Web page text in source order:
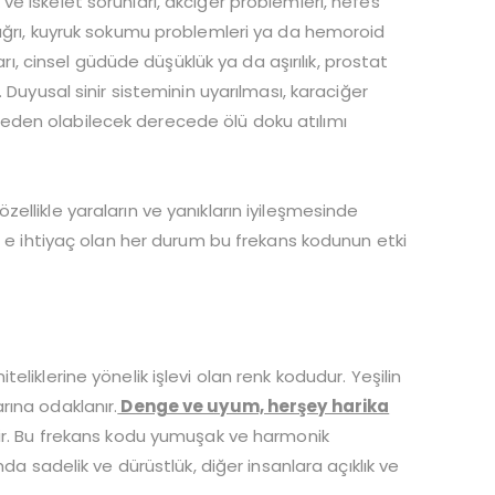
kuyruk sokumu problemleri ya da hemoroid
cinsel güdüde düşüklük ya da aşırılık, prostat
sinir sisteminin uyarılması, karaciğer
olabilecek derecede ölü doku atılımı
yaraların ve yanıkların iyileşmesinde
e ihtiyaç olan her durum bu frekans kodunun etki
yönelik işlevi olan renk kodudur. Yeşilin
odaklanır. Denge ve uyum, herşey harika
Bu frekans kodu yumuşak ve harmonik
sadelik ve dürüstlük, diğer insanlara açıklık ve